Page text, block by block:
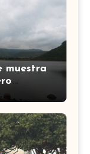
muestra